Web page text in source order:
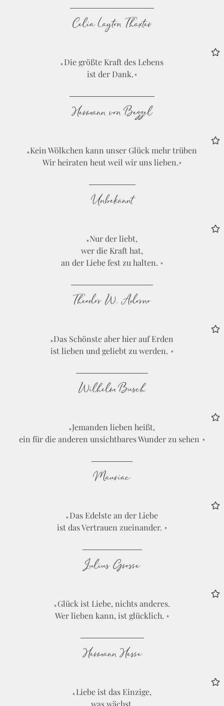
Celia Layton Thaxter
Die größte Kraft des Lebens
ist der Dank.
Hermann von Bezzel
Kein Wölkchen kann unser Glück mehr trüben
Wir heiraten heut weil wir uns lieben.
Unbekannt
Nur der liebt,
wer die Kraft hat,
an der Liebe fest zu halten.
Theodor W. Adorno
Das Schönste aber hier auf Erden
ist lieben und geliebt zu werden.
Wilhelm Busch
Jemanden lieben heißt,
ein für die anderen unsichtbares Wunder zu sehen
Mauriac
Das Edelste an der Liebe
ist das Vertrauen zueinander.
Julius Grosse
Glück ist Liebe, nichts anderes.
Wer lieben kann, ist glücklich.
Hermann Hesse
Liebe ist das Einzige,